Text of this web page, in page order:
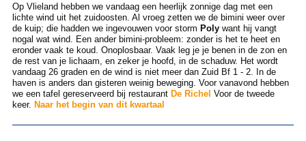
Op Vlieland hebben we vandaag een heerlijk zonnige dag met een
lichte wind uit het zuidoosten. Al vroeg zetten we de bimini weer over
de kuip; die hadden we ingevouwen voor storm Poly want hij vangt
nogal wat wind. Een ander bimini-probleem: zonder is het te heet en
eronder vaak te koud. Onoplosbaar. Vaak leg je je benen in de zon en
de rest van je lichaam, en zeker je hoofd, in de schaduw. Het wordt
vandaag 26 graden en de wind is niet meer dan Zuid Bf 1 - 2. In de
haven is anders dan gisteren weinig beweging. Voor vanavond hebben
we een tafel gereserveerd bij restaurant De Richel Voor de tweede
keer. Naar het begin van dit kwartaal